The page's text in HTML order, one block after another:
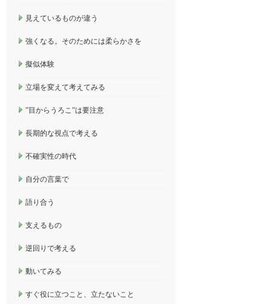
見えているものが違う
強くなる。そのためには柔らかさを
擬似体験
立場を変えて考えてみる
”目からうろこ”は要注意
長期的な視点で考える
不確実性の時代
自分の言葉で
語り合う
支えるもの
逆回りで考える
動いてみる
すぐ役に立つこと、立たないこと